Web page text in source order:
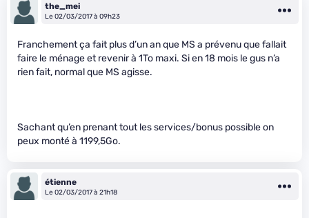
the_mei
Le 02/03/2017 à 09h23
Franchement ça fait plus d’un an que MS a prévenu que fallait
faire le ménage et revenir à 1To maxi. Si en 18 mois le gus n’a
rien fait, normal que MS agisse.
Sachant qu’en prenant tout les services/bonus possible on
peux monté à 1199,5Go.
étienne
Le 02/03/2017 à 21h18